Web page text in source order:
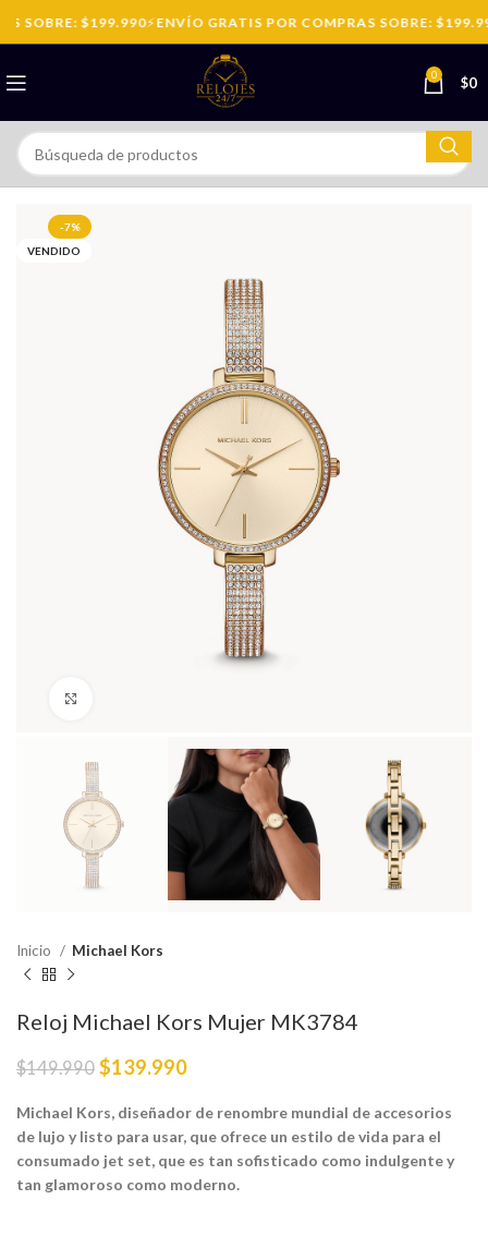
SOBRE: $199.990⚡ENVÍO GRATIS POR COMPRAS SOBRE:
0 $0
-7%
VENDIDO
Inicio Michael Kors
Reloj Michael Kors Mujer MK3784
$149.990 $139.990
Michael Kors, diseñador de renombre mundial de accesorios
de lujo y listo para usar, que ofrece un estilo de vida para el
consumado jet set, que es tan sofisticado como indulgente y
tan glamoroso como moderno.